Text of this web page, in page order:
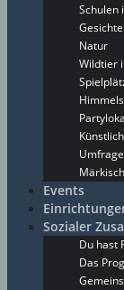
Schulen
Natur
Wildtier
Events
Sozialer
Du hast
Das